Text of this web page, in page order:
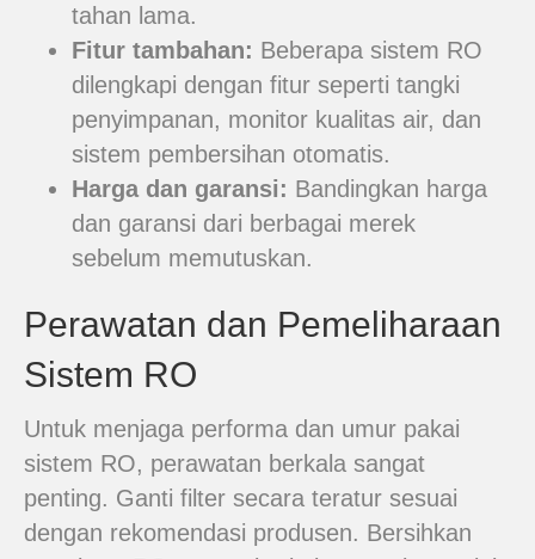
tahan lama.
Fitur tambahan: Beberapa sistem RO
dilengkapi dengan fitur seperti tangki
penyimpanan, monitor kualitas air, dan
sistem pembersihan otomatis.
Harga dan garansi: Bandingkan harga
dan garansi dari berbagai merek
sebelum memutuskan.
Perawatan dan Pemeliharaan
Sistem RO
Untuk menjaga performa dan umur pakai
sistem RO, perawatan berkala sangat
penting. Ganti filter secara teratur sesuai
dengan rekomendasi produsen. Bersihkan